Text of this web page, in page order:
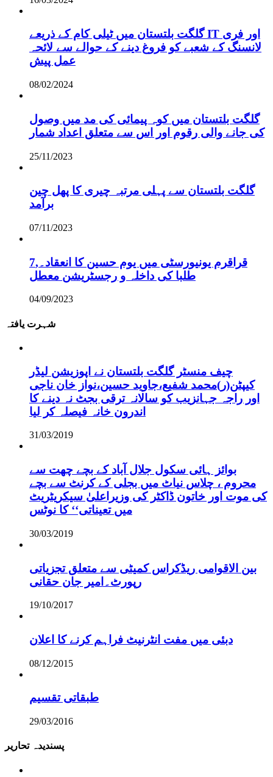
گلگت بلتستان میں ٹیلی کام کے ذریعے IT اور فری
لانسنگ کے شعبے کو فروغ دینے کے حوالے سے لائحہ
عمل پیش
08/02/2024
گلگت بلتستان میں کوہ پیمائی کی مد میں وصول
کی جانے والی رقوم اور اس سے متعلق اعداد شمار
25/11/2023
گلگت بلتستان سے پہلی مرتبہ چیری کا پھل چین
برآمد
07/11/2023
قراقرم یونیورسٹی میں یوم حسین کا انعقاد۔,7
طلبا کی داخلہ و رجسٹریشن معطل
04/09/2023
شہرت یافتہ
چیف منسٹر گلگت بلتستان نے اپوزیشن لیڈر
کیپٹن(ر)محمد شفیع،جاوید حسین،نواز خان ناجی
اور راجہ جہانزیب کو سالانہ ترقی بجٹ نہ دینے کا
اندرون خانہ فیصلہ کر لیا
31/03/2019
بوائز ہائی سکول جلال آباد کے بچے چھت سے
محروم ، چلاس نیاٹ میں بجلی کے کرنٹ سے بچے
کی موت اور خاتون ڈاکٹر کی وزیراعلیٰ سیکریٹریٹ
میں تعیناتی‘‘ کا نوٹس
30/03/2019
بین الاقوامی ریڈکراس کمیٹی سے متعلق تجزیاتی
رپورٹ۔امیر جان حقانی
19/10/2017
دبئی میں مفت انٹرنیٹ فراہم کرنے کا اعلان
08/12/2015
طبقاتی تقسیم
29/03/2016
پسندیدہ تحاریر